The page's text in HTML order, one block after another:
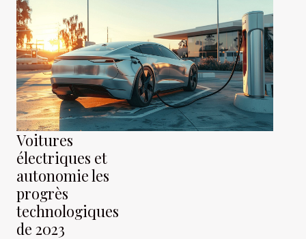
vous offrir une
expérience inoubliable.
Que vous soyez
amateur de frissons,
passionné d'histoire
ou féru de science-
fiction, il existe un
escape game conçu
pour piquer votre
curiosité et...
Voitures
électriques et
autonomie les
progrès
technologiques
de 2023